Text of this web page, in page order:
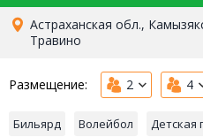
Астраханская обл.,
Травино
Размещение: 2 4
Бильярд Волейбол Детская